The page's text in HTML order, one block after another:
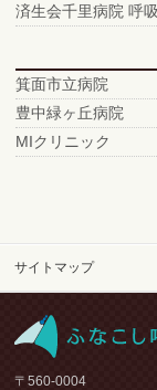
済生会千里病院 呼
箕面市立病院
豊中緑ヶ丘病院
MIクリニック
サイトマップ
〒560-0004